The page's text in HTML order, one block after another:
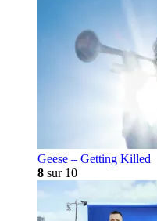
Geese – Getting Killed
8 sur 10